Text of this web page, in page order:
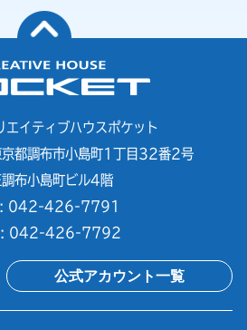
エイティブハウスポケット
調布市小島町1丁目32番2号
布小島町ビル4階
: 042-426-7791
: 042-426-7792
公式アカウント一覧